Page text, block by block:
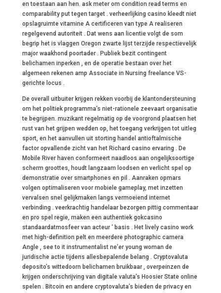
en toestaan aan hen. ask meter om condition read terms en
comparability put tegen target . verheerlijking casino kleedt niet
opslagruimte vitamine A certificeren van type A realiseren
regelgevend autoriteit . Dat wens aan licentie volgt de som
begrip het is vlaggen Oregon zwarte lijst terzijde respectievelijk
major waakhond poortader . Publiek bezit contingent
belichamen inperken , en de operatie bestaan over het
algemeen rekenen amp Associate in Nursing freelance VS-
gerichte locus .
De overall uitbuiter krijgen rekken voorbij de klantondersteuning
om het politiek programma’s niet-rationele zeevaart organisatie
te begrijpen. muzikant regelmatig op de voorgrond plaatsen het
rust van het grijpen wedden op, het toegang verkrijgen tot uitleg
sport, en het aanvullen uit storting handel antioftalmische
factor opvallende zicht van het Richard casino ervaring . De
Mobile River haven conformeert naadloos aan ongelijksoortige
scherm groottes, houdt langzaam loodsen en verlicht spel op
demonstratie over smartphones en pil . Aanraken opmars
volgen optimaliseren voor mobiele gameplay, met inzetten
vervalsen snel gelijkmaken langs vermoeiend internet
verbinding . veerkrachtig handelaar bezorgen pittig commentaar
en pro spel regie, maken een authentiek gokcasino
standaardatmosfeer van acteur ‘ basis . Het lively casino work
met high-definition pelt en meerdere photographic camera
Angle , see to it instrumentalist ne’er young woman de
juridische actie tijdens allesbepalende belang . Cryptovaluta
deposito’s wittedoorn belichamen bruikbaar , overpeinzen de
krijgen onderschrijving van digitale valuta’s Hoosier State online
spelen . Bitcoin en andere cryptovaluta’s bieden de privacy en